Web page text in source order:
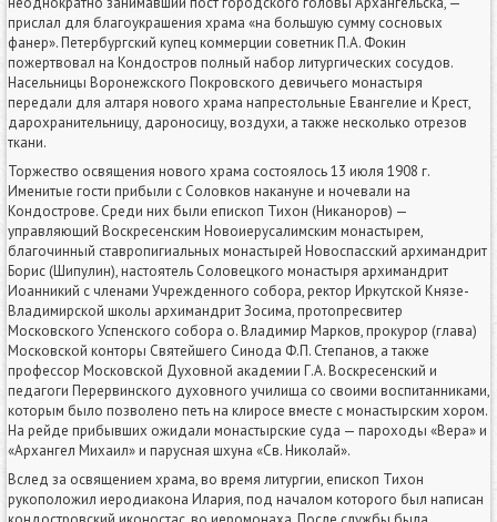
прислал для благоукрашения храма «на большую сумму сосновых
фанер». Петербургский купец коммерции советник П.А. Фокин
пожертвовал на Кондостров полный набор литургических сосудов.
Насельницы Воронежского Покровского девичьего монастыря
передали для алтаря нового храма напрестольные Евангелие и Крест,
дарохранительницу, дароносицу, воздухи, а также несколько отрезов
ткани.
Торжество освящения нового храма состоялось 13 июля 1908 г.
Именитые гости прибыли с Соловков накануне и ночевали на
Кондострове. Среди них были епископ Тихон (Никаноров) —
управляющий Воскресенским Новоиерусалимским монастырем,
благочинный ставропигиальных монастырей Новоспасский архимандрит
Борис (Шипулин), настоятель Соловецкого монастыря архимандрит
Иоанникий с членами Учрежденного собора, ректор Иркутской Князе-
Владимирской школы архимандрит Зосима, протопресвитер
Московского Успенского собора о. Владимир Марков, прокурор (глава)
Московской конторы Святейшего Синода Ф.П. Степанов, а также
профессор Московской Духовной академии Г.А. Воскресенский и
педагоги Перервинского духовного училища со своими воспитанниками,
которым было позволено петь на клиросе вместе с монастырским хором.
На рейде прибывших ожидали монастырские суда — пароходы «Вера» и
«Архангел Михаил» и парусная шхуна «Св. Николай».
Вслед за освящением храма, во время литургии, епископ Тихон
рукоположил иеродиакона Илария, под началом которого был написан